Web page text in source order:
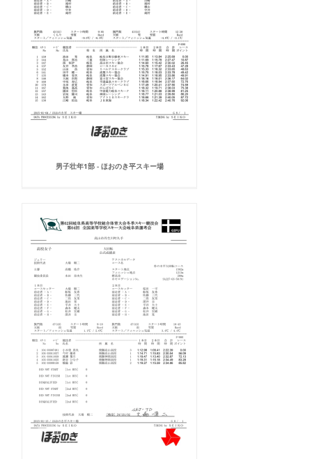
男子壮年1部 - ほおのき平スキー場